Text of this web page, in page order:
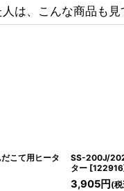
は、こんな商品も見
こて用ヒータ
SS-200J/
ター [122916
3,905円 (